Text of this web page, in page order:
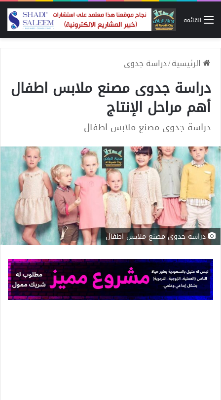
القائمة
الرئيسية/دراسة جدوى
دراسة جدوى مصنع ملابس اطفال
أهم مراحل الإنتاج
دراسة جدوى مصنع ملابس اطفال
دراسة جدوى مصنع ملابس اطفال